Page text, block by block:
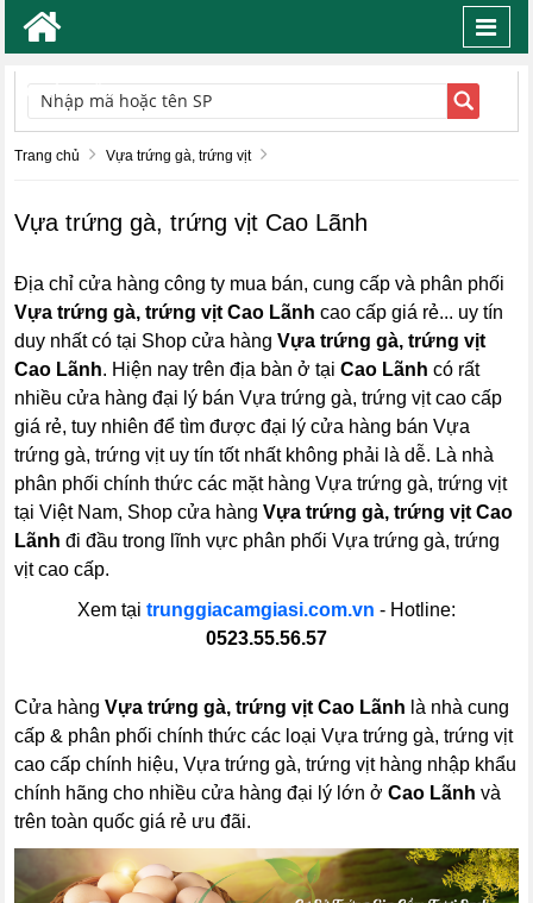
TÌM KIẾM
Trang chủ Vựa trứng gà, trứng vịt
Vựa trứng gà, trứng vịt Cao Lãnh
Địa chỉ cửa hàng công ty mua bán, cung cấp và phân phối
Vựa trứng gà, trứng vịt Cao Lãnh cao cấp giá rẻ... uy tín
duy nhất có tại Shop cửa hàngVựa trứng gà, trứng vịt
Cao Lãnh. Hiện nay trên địa bàn ở tạiCao Lãnh có rất
nhiều cửa hàng đại lý bán Vựa trứng gà, trứng vịt cao cấp
giá rẻ, tuy nhiên để tìm được đại lý cửa hàng bán Vựa
trứng gà, trứng vịt uy tín tốt nhất không phải là dễ. Là nhà
phân phối chính thức các mặt hàng Vựa trứng gà, trứng vịt
tại Việt Nam, Shop cửa hàngVựa trứng gà, trứng vịt Cao
Lãnh đi đầu trong lĩnh vực phân phối Vựa trứng gà, trứng
vịt cao cấp.
Xem tại trunggiacamgiasi.com.vn - Hotline:
0523.55.56.57
Cửa hàngVựa trứng gà, trứng vịt Cao Lãnh là nhà cung
cấp & phân phối chính thức các loại Vựa trứng gà, trứng vịt
cao cấp chính hiệu, Vựa trứng gà, trứng vịt hàng nhập khẩu
chính hãng cho nhiều cửa hàng đại lý lớn ởCao Lãnh và
trên toàn quốc giá rẻ ưu đãi.